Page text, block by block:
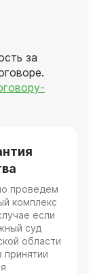
за
проведем
комплекс
если
суд
области
принятии